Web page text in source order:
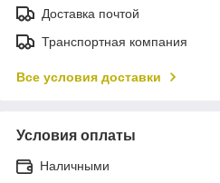
Доставка почтой
Транспортная компания
Все условия доставки
Условия оплаты
Наличными